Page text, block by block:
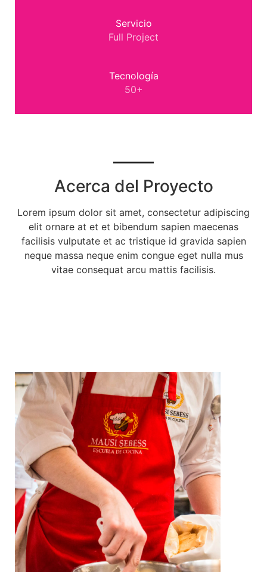
Servicio
Full Project
Tecnología
50+
Acerca del Proyecto
Lorem ipsum dolor sit amet, consectetur adipiscing
elit ornare at et et bibendum sapien maecenas
facilisis vulputate et ac tristique id gravida sapien
neque massa neque enim congue eget nulla mus
vitae consequat arcu mattis facilisis.